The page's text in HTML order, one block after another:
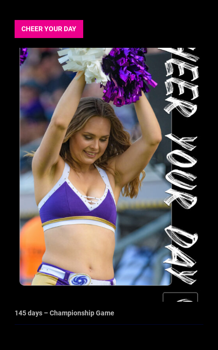
CHEER YOUR DAY
145 days – Championship Game